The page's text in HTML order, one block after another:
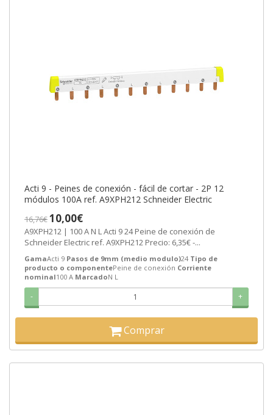
Acti 9 - Peines de conexión - fácil de cortar - 2P 12
módulos 100A ref. A9XPH212 Schneider Electric
16,76€10,00€
A9XPH212 | 100 A N L Acti 9 24 Peine de conexión de
Schneider Electric ref. A9XPH212 Precio: 6,35€ -...
GamaActi 9 Pasos de 9mm (medio modulo)24 Tipo de
producto o componentePeine de conexión Corriente
nominal100 A MarcadoN L
- +
Comprar